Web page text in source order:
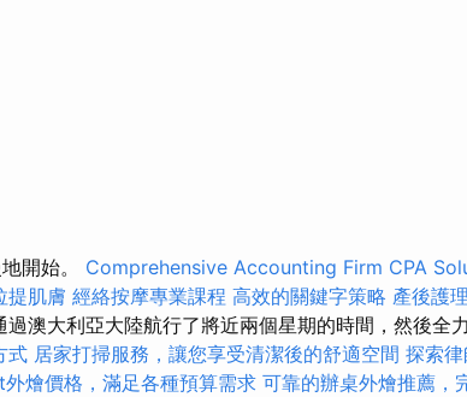
開始。 Comprehensive Accounting Firm CPA
提肌膚 經絡按摩專業課程 高效的關鍵字策略 產後護
過澳大利亞大陸航行了將近兩個星期的時間，然後全
式 居家打掃服務，讓您享受清潔後的舒適空間 探索
燴價格，滿足各種預算需求 可靠的辦桌外燴推薦，